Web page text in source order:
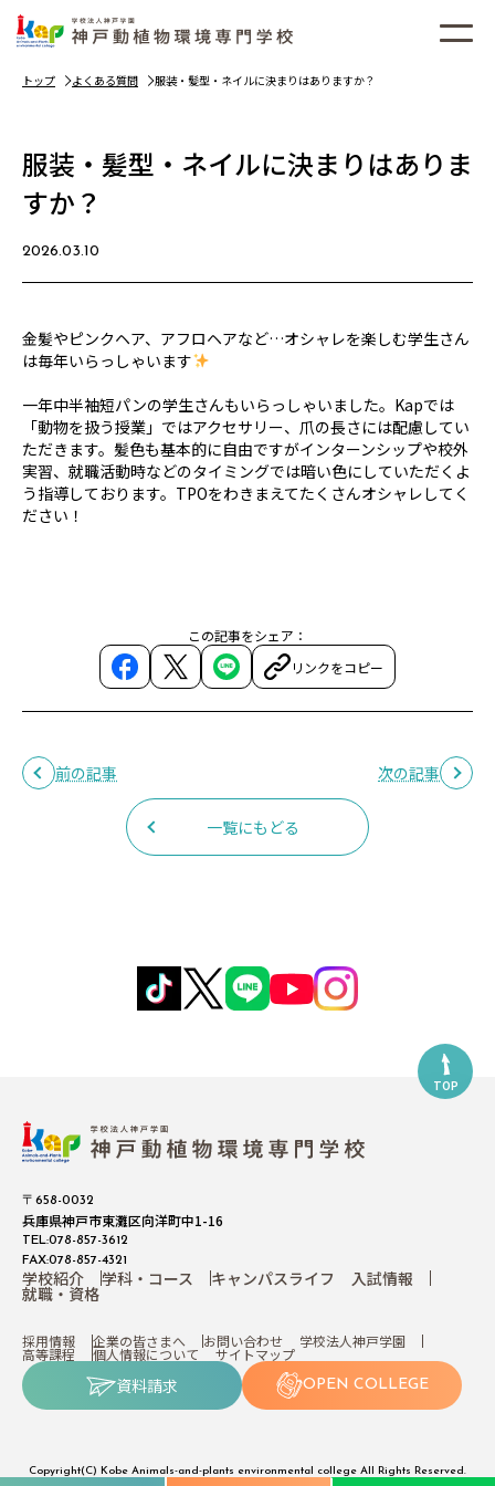
トップ よくある質問 服装・髪型・ネイルに決まりはありますか？
服装・髪型・ネイルに決まりはありま
すか？
2026.03.10
金髪やピンクヘア、アフロヘアなど…オシャレを楽しむ学生さん
は毎年いらっしゃいます
一年中半袖短パンの学生さんもいらっしゃいました。Kapでは
「動物を扱う授業」ではアクセサリー、爪の長さには配慮してい
ただきます。髪色も基本的に自由ですがインターンシップや校外
実習、就職活動時などのタイミングでは暗い色にしていただくよ
う指導しております。TPOをわきまえてたくさんオシャレしてく
ださい！
この記事をシェア：
リンクをコピー
前の記事
一覧にもどる
次の記事
TOP
〒658-0032
兵庫県神戸市東灘区向洋町中1-16
TEL:078-857-3612
FAX:078-857-4321
学校紹介 学科・コース キャンパスライフ 入試情報
就職・資格
採用情報 企業の皆さまへ お問い合わせ 学校法人神戸学園
高等課程 個人情報について サイトマップ
資料請求 OPEN COLLEGE
Copyright(C) Kobe Animals-and-plants environmental college All Rights Reserved.